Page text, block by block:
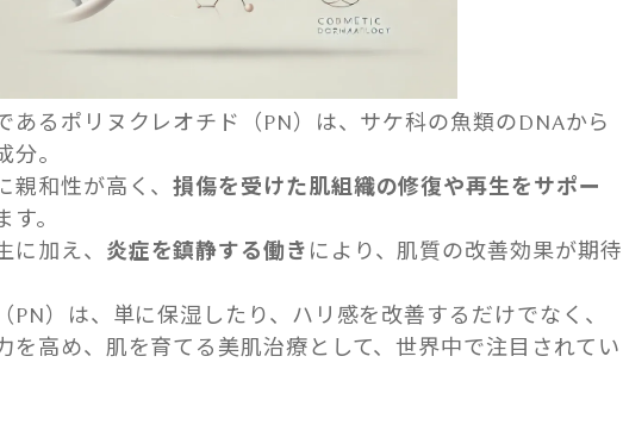
あるポリヌクレオチド（PN）は、サケ科の魚類のDNAから
分。
親和性が高く、損傷を受けた肌組織の修復や再生をサポー
す。
に加え、 炎症を鎮静する働き により、肌質の改善効果が期待
PN）は、単に保湿したり、ハリ感を改善するだけでなく、
を高め、肌を育てる美肌治療として、世界中で注目されてい